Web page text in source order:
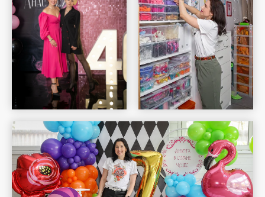
Шар Удачи на карте Москвы — Яндекс Карты